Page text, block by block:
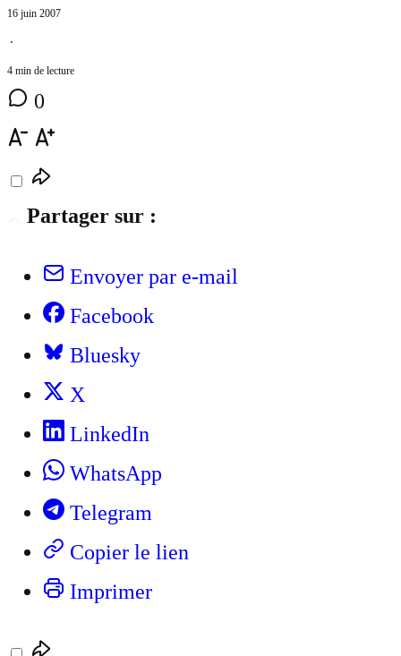
16 juin 2007
⋅
4 min de lecture
0
Partager sur :
Envoyer par e-mail
Facebook
Bluesky
X
LinkedIn
WhatsApp
Telegram
Copier le lien
Imprimer